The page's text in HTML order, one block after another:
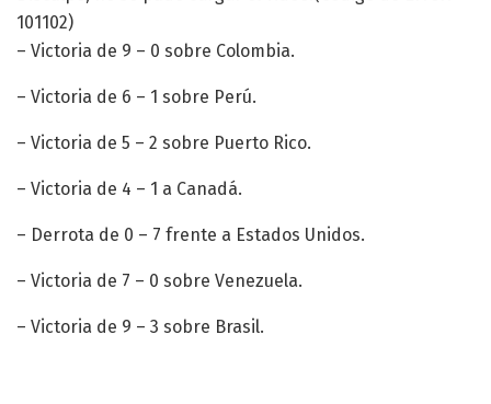
101102)
– Victoria de 9 – 0 sobre Colombia.
– Victoria de 6 – 1 sobre Perú.
– Victoria de 5 – 2 sobre Puerto Rico.
– Victoria de 4 – 1 a Canadá.
– Derrota de 0 – 7 frente a Estados Unidos.
– Victoria de 7 – 0 sobre Venezuela.
– Victoria de 9 – 3 sobre Brasil.